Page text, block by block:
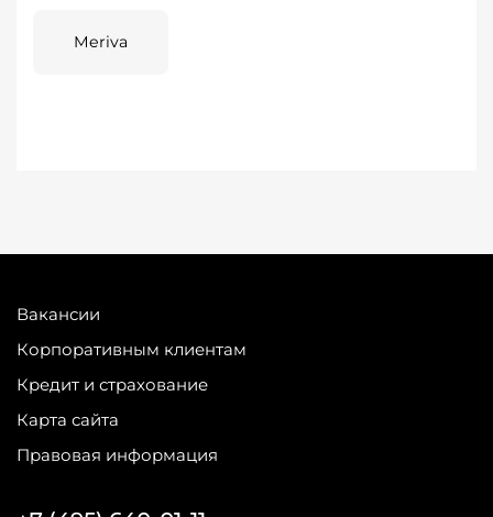
Meriva
Вакансии
Корпоративным клиентам
Кредит и страхование
Карта сайта
Правовая информация